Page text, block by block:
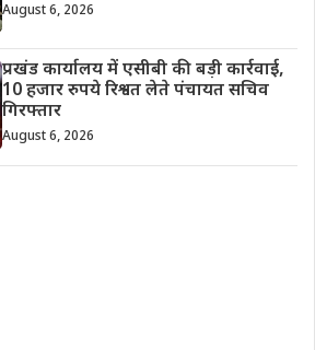
August 6, 2026
प्रखंड कार्यालय में एसीबी की बड़ी कार्रवाई,
10 हजार रुपये रिश्वत लेते पंचायत सचिव
गिरफ्तार
August 6, 2026